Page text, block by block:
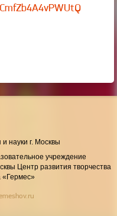
науки г. Москвы
учреждение
Центр развития творчества
«Гермес»